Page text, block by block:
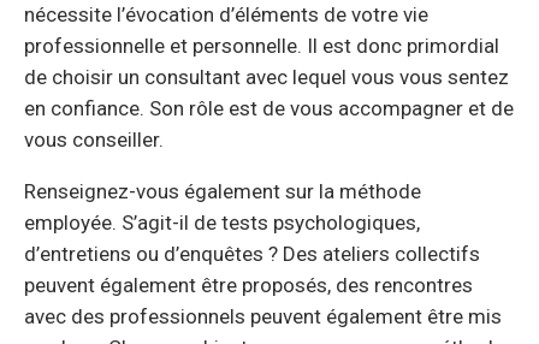
nécessite l’évocation d’éléments de votre vie
professionnelle et personnelle. Il est donc primordial
de choisir un consultant avec lequel vous vous sentez
en confiance. Son rôle est de vous accompagner et de
vous conseiller.
Renseignez-vous également sur la méthode
employée. S’agit-il de tests psychologiques,
d’entretiens ou d’enquêtes ? Des ateliers collectifs
peuvent également être proposés, des rencontres
avec des professionnels peuvent également être mis